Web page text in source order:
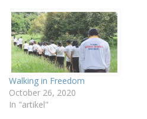
Walking in Freedom
October 26, 2020
In "artikel"